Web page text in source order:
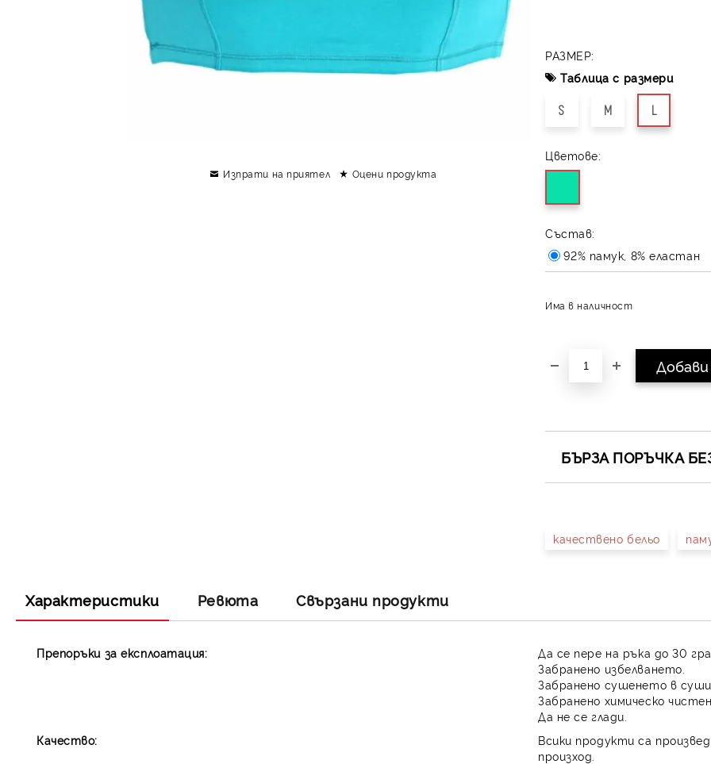
РАЗМЕР:
Таблица с размери
S M L
Цветове:
Състав:
92% памук, 8% еластан
Има в наличност
БЪРЗА ПОРЪЧКА
качествено бельо
Изпрати на приятел Оцени продукта
Характеристики Ревюта Свързани продукти
Препоръки за експлоатация:
Да се пере на ръка до 30
Забранено избелването.
Забранено сушенето в
Забранено химическо
Да не се глади.
Качество:
Всики продукти са
произход.